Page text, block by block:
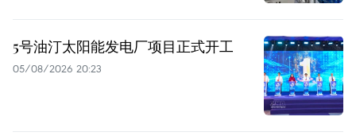
5号油汀太阳能发电厂项目正式开工
05/08/2026 20:23